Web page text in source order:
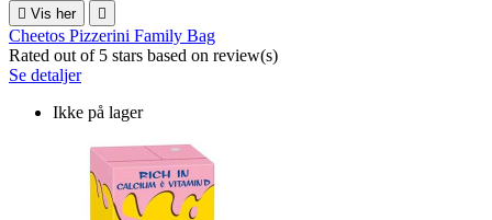
 Vis her 
Cheetos Pizzerini Family Bag
Rated out of 5 stars based on review(s)
Se detaljer
Ikke på lager